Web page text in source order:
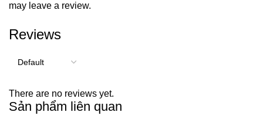
Reviews
There are no reviews yet.
may leave a review.
Sản phẩm liên quan